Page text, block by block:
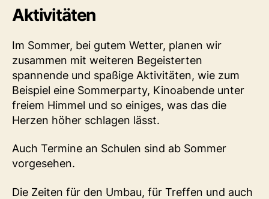
Aktivitäten
Im Sommer, bei gutem Wetter, planen wir
zusammen mit weiteren Begeisterten
spannende und spaßige Aktivitäten, wie zum
Beispiel eine Sommerparty, Kinoabende unter
freiem Himmel und so einiges, was das die
Herzen höher schlagen lässt.
Auch Termine an Schulen sind ab Sommer
vorgesehen.
Die Zeiten für den Umbau, für Treffen und auch